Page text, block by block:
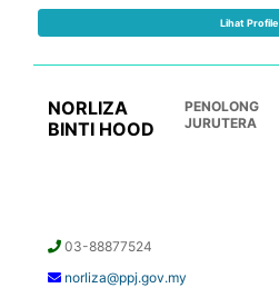
Lihat Profile
NORLIZA
BINTI HOOD
PENOLONG
JURUTERA
03-88877524
norliza@ppj.gov.my